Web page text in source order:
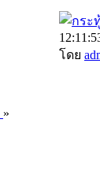
โดย
»